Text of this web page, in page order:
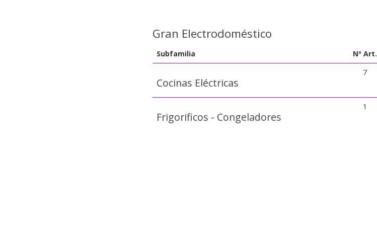
Gran Electrodoméstico
Subfamilia Nº Art.
Cocinas Eléctricas
7
Frigorificos - Congeladores
1